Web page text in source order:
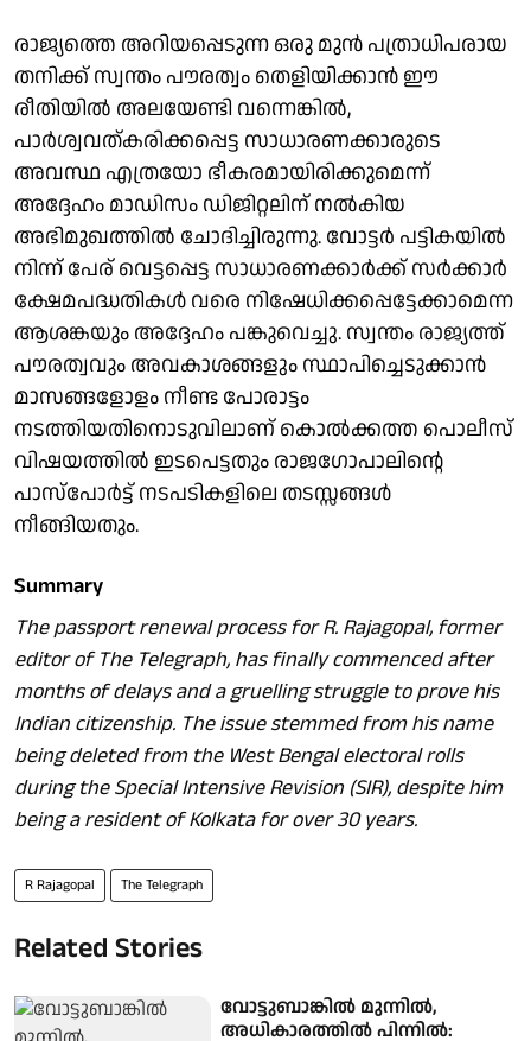
രാജ്യത്തെ അറിയപ്പെടുന്ന ഒരു മുൻ പത്രാധിപരായ
തനിക്ക് സ്വന്തം പൗരത്വം തെളിയിക്കാൻ ഈ
രീതിയിൽ അലയേണ്ടി വന്നെങ്കിൽ,
പാർശ്വവത്കരിക്കപ്പെട്ട സാധാരണക്കാരുടെ
അവസ്ഥ എത്രയോ ഭീകരമായിരിക്കുമെന്ന്
അദ്ദേഹം മാഡിസം ഡിജിറ്റലിന് നൽകിയ
അഭിമുഖത്തിൽ ചോദിച്ചിരുന്നു. വോട്ടർ പട്ടികയിൽ
നിന്ന് പേര് വെട്ടപ്പെട്ട സാധാരണക്കാർക്ക് സർക്കാർ
ക്ഷേമപദ്ധതികൾ വരെ നിഷേധിക്കപ്പെട്ടേക്കാമെന്ന
ആശങ്കയും അദ്ദേഹം പങ്കുവെച്ചു. സ്വന്തം രാജ്യത്ത്
പൗരത്വവും അവകാശങ്ങളും സ്ഥാപിച്ചെടുക്കാൻ
മാസങ്ങളോളം നീണ്ട പോരാട്ടം
നടത്തിയതിനൊടുവിലാണ് കൊൽക്കത്ത പൊലീസ്
വിഷയത്തിൽ ഇടപെട്ടതും രാജഗോപാലിന്റെ
പാസ്‌പോർട്ട് നടപടികളിലെ തടസ്സങ്ങൾ
നീങ്ങിയതും.
Summary
The passport renewal process for R. Rajagopal, former
editor of The Telegraph, has finally commenced after
months of delays and a gruelling struggle to prove his
Indian citizenship. The issue stemmed from his name
being deleted from the West Bengal electoral rolls
during the Special Intensive Revision (SIR), despite him
being a resident of Kolkata for over 30 years.
R Rajagopal The Telegraph
Related Stories
വോട്ടുബാങ്കില്‍ മുന്നില്‍,
അധികാരത്തില്‍ പിന്നില്‍: